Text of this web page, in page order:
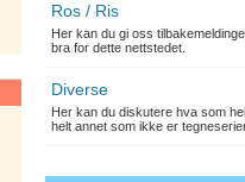
Ros / Ris
Her kan du gi oss
bra for dette nettstedet.
Diverse
Her kan du diskutere hva som
helt annet som ikke er